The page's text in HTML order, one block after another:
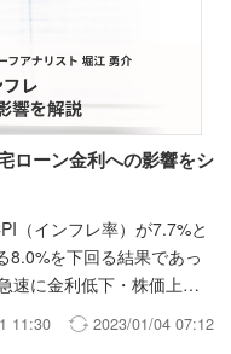
ローン金利への影響をシ
（インフレ率）が7.7%と
8.0%を下回る結果であっ
速に金利低下・株価上
は反転する動きがみられま
11:30 2023/01/04 07:12